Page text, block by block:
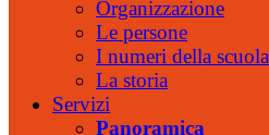
Organizzazione
Le persone
I numeri della scuola
La storia
Servizi
Panoramica